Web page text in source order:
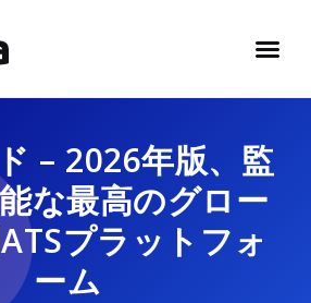
– 2026年版、監
な最高のグロー
プラットフォ
ーム